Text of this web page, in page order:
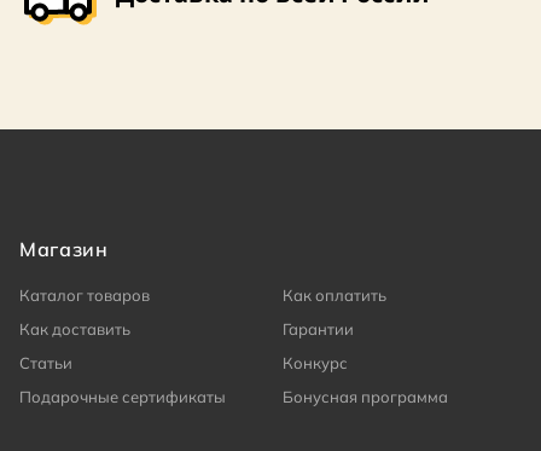
Магазин
Каталог товаров
Как оплатить
Как доставить
Гарантии
Статьи
Конкурс
Подарочные сертификаты
Бонусная программа